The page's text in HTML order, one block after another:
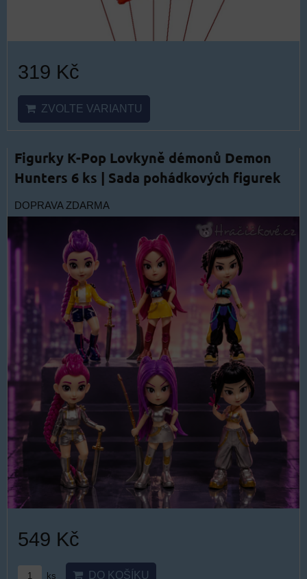
319 Kč
ZVOLTE VARIANTU
Figurky K-Pop Lovkyně démonů Demon
Hunters 6 ks | Sada pohádkových figurek
DOPRAVA ZDARMA
549 Kč
ks DO KOŠÍKU